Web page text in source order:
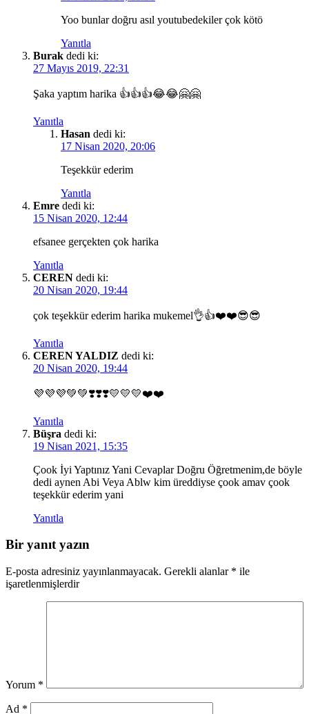
Yoo bunlar doğru asıl youtubedekiler çok kötö
Yanıtla
Burak dedi ki:
27 Mayıs 2019, 22:31
Şaka yaptım harika 👍👍👍😂😂🤗🤗
Yanıtla
Hasan dedi ki:
17 Nisan 2020, 20:06
Teşekkür ederim
Yanıtla
Emre dedi ki:
15 Nisan 2020, 12:44
efsanee gerçekten çok harika
Yanıtla
CEREN dedi ki:
20 Nisan 2020, 19:44
çok teşekkür ederim harika mukemel👌👍❤️❤️😎😎
Yanıtla
CEREN YALDIZ dedi ki:
20 Nisan 2020, 19:44
💜💜💜💚💚❣️❣️❣️💛💛💛❤️❤️
Yanıtla
Büşra dedi ki:
19 Nisan 2021, 15:35
Çook İyi Yaptınız Yani Cevaplar Doğru Öğretmenim,de böyle
dedi aynen Abi Veya Ablw kim üreddiyse çook amav çook
teşekkür ederim yani
Yanıtla
Bir yanıt yazın
E-posta adresiniz yayınlanmayacak. Gerekli alanlar * ile
işaretlenmişlerdir
Yorum *
Ad *